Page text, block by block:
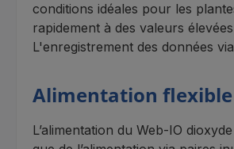
conditions idéales pour les
rapidement à des valeurs
L'enregistrement des données
Alimentation
L’alimentation du Web-IO